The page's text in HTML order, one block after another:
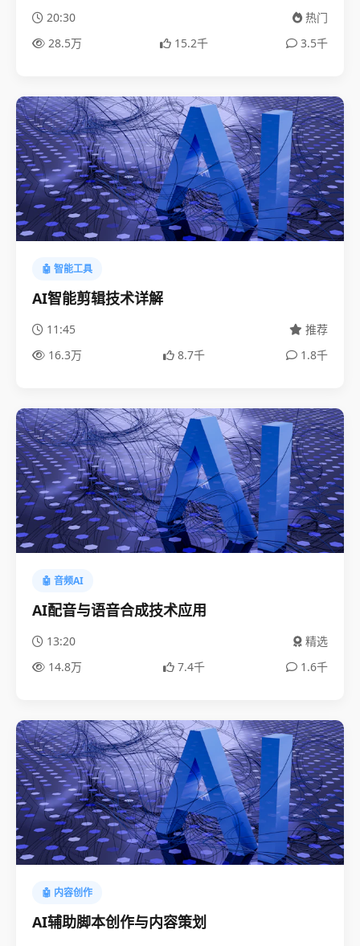
20:30
热门
28.5万
15.2千 3.5千
🤖 智能工具
AI智能剪辑技术详解
11:45
推荐
16.3万
8.7千 1.8千
🤖 音频AI
AI配音与语音合成技术应用
13:20
精选
14.8万
7.4千 1.6千
🤖 内容创作
AI辅助脚本创作与内容策划